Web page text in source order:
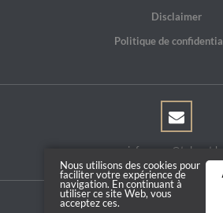
Disclaimer
Politique de
info.spoor@telenet.be
Nous utilisons des cookies pour
faciliter votre expérience de
navigation. En continuant à
utiliser ce site Web, vous
acceptez ces.